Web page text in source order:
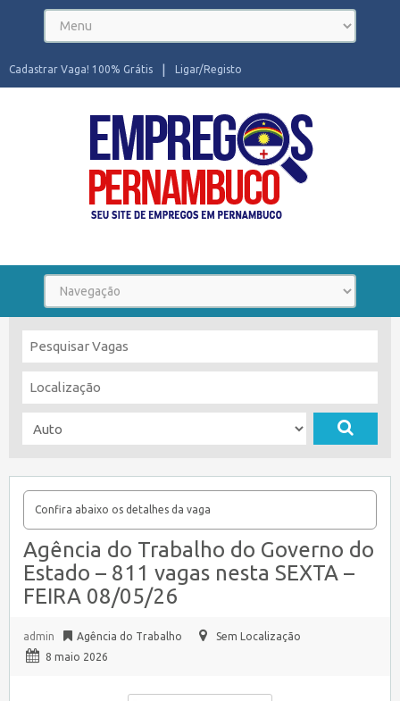
Ligar/Registo
Cadastrar Vaga! 100% Grátis
Confira abaixo os detalhes da vaga
Agência do Trabalho do Governo do
Estado – 811 vagas nesta SEXTA –
FEIRA 08/05/26
admin Agência do Trabalho
Sem Localização
8 maio 2026